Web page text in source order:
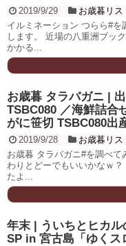
2019/9/29
お歳暮リス
イルミネーション つらら#を
します。 近場の八重洲ブッ
かかる...
お歳暮 タラバガニ |
TSBC080 ／海鮮詰合
がに笹切 TSBC080出
2019/9/28
お歳暮リス
お歳暮 タラバガニ#を調べて
わりとどーでもいいかなｗ
たよ...
年末 | ういちとヒカ
SP in 宮古島「ゆくス